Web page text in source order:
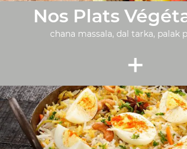
Nos Plats
chana massala, dal tarka, palak
+